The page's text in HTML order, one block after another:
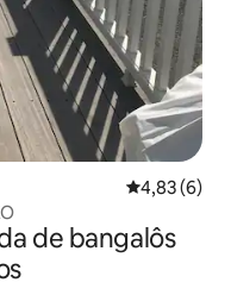
4,83 de uma
4,83 (6)
de bangalôs